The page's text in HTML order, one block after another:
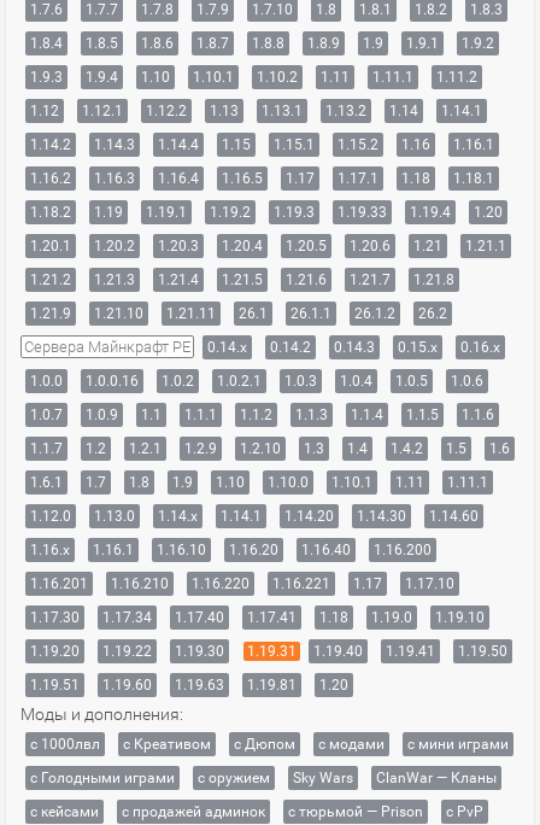
1.7.6
1.7.7 1.7.8 1.7.9 1.7.10 1.8 1.8.1 1.8.2
1.8.3
1.8.4
1.8.5 1.8.6 1.8.7 1.8.8 1.8.9 1.9 1.9.1
1.9.2
1.9.3
1.9.4 1.10 1.10.1 1.10.2 1.11 1.11.1
1.11.2
1.12
1.12.1 1.12.2 1.13 1.13.1 1.13.2 1.14
1.14.1
1.14.2
1.14.3 1.14.4 1.15 1.15.1 1.15.2 1.16
1.16.1
1.16.2
1.16.3 1.16.4 1.16.5 1.17 1.17.1 1.18
1.18.1
1.18.2
1.19 1.19.1 1.19.2 1.19.3 1.19.33 1.19.4
1.20
1.20.1
1.20.2 1.20.3 1.20.4 1.20.5 1.20.6 1.21
1.21.1
1.21.2
1.21.3 1.21.4 1.21.5 1.21.6 1.21.7
1.21.8
1.21.9
1.21.10 1.21.11 26.1 26.1.1 26.1.2 26.2
Сервера Майнкрафт PE 0.14.x 0.14.2 0.14.3 0.15.x
0.16.x
1.0.0
1.0.0.16 1.0.2 1.0.2.1 1.0.3 1.0.4 1.0.5
1.0.6
1.0.7
1.0.9 1.1 1.1.1 1.1.2 1.1.3 1.1.4 1.1.5
1.1.6
1.1.7
1.2 1.2.1 1.2.9 1.2.10 1.3 1.4 1.4.2 1.5
1.6
1.6.1
1.7 1.8 1.9 1.10 1.10.0 1.10.1 1.11
1.11.1
1.12.0
1.13.0 1.14.x 1.14.1 1.14.20 1.14.30
1.14.60
1.16.x
1.16.1 1.16.10 1.16.20 1.16.40
1.16.200
1.16.201
1.16.210 1.16.220 1.16.221 1.17
1.17.10
1.17.30
1.17.34 1.17.40 1.17.41 1.18 1.19.0
1.19.10
1.19.20
1.19.22 1.19.30 1.19.31 1.19.40 1.19.41
1.19.50
1.19.51
1.19.60 1.19.63 1.19.81 1.20
Моды и дополнения:
с 1000лвл c Креативом с Дюпом с модами
с мини играми
с Голодными играми
с оружием Sky Wars
ClanWar — Кланы
с кейсами
с продажей админок с тюрьмой — Prison
с PvP